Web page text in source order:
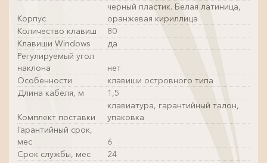
Корпус
черный пластик. Белая латиница,
оранжевая кириллица
Количество клавиш
80
Клавиши Windows
да
Регулируемый угол
наклона
нет
Особенности
клавиши островного типа
Длина кабеля, м
1,5
Комплект поставки
клавиатура, гарантийный талон,
упаковка
Гарантийный срок,
мес
6
Срок службы, мес
24